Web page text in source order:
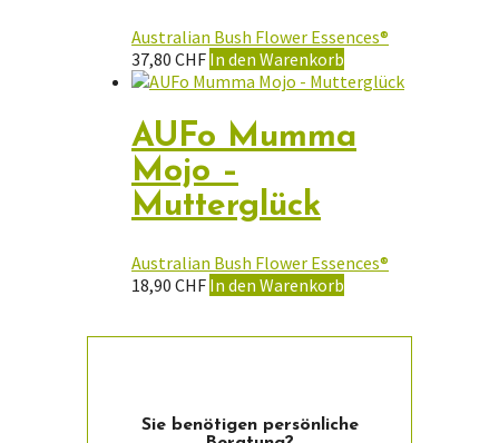
Australian Bush Flower Essences®
37,80 CHF In den Warenkorb
AUFo Mumma
Mojo –
Mutterglück
Australian Bush Flower Essences®
18,90 CHF In den Warenkorb
Sie ­benötigen persön­liche